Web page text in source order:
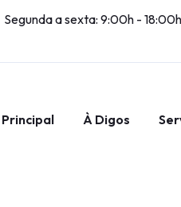
Segunda a sexta: 9:00h -
Principal À Digos